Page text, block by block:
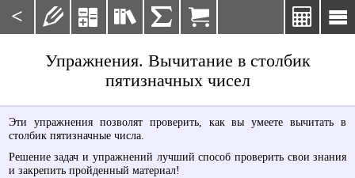
< 

    
Упражнения. Вычитание в столбик
пятизначных чисел
Эти упражнения позволят проверить, как вы умеете вычитать в
столбик пятизначные числа.
Решение задач и упражнений лучший способ проверить свои знания
и закрепить пройденный материал!